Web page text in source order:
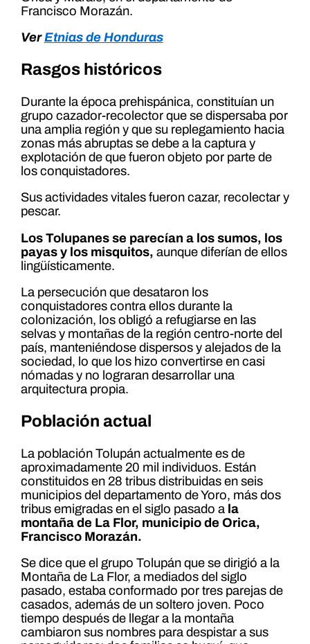
Francisco Morazán.
VerEtnias de Honduras
Rasgos históricos
Durante la época prehispánica, constituían un
grupo cazador-recolector que se dispersaba por
una amplia región y que su replegamiento hacia
zonas más abruptas se debe a la captura y
explotación de que fueron objeto por parte de
los conquistadores.
Sus actividades vitales fueron cazar, recolectar y
pescar.
Los Tolupanes se parecían a los sumos, los
payas y los misquitos, aunque diferían de ellos
lingüísticamente.
La persecución que desataron los
conquistadores contra ellos durante la
colonización, los obligó a refugiarse en las
selvas y montañas de la región centro-norte del
país, manteniéndose dispersos y alejados de la
sociedad, lo que los hizo convertirse en casi
nómadas y no lograran desarrollar una
arquitectura propia.
Población actual
La población Tolupán actualmente es de
aproximadamente 20 mil individuos. Están
constituidos en 28 tribus distribuidas en seis
municipios del departamento de Yoro, más dos
tribus emigradas en el siglo pasado ala
montaña de La Flor, municipio de Orica,
Francisco Morazán.
Se dice que el grupo Tolupán que se dirigió a la
Montaña de La Flor, a mediados del siglo
pasado, estaba conformado por tres parejas de
casados, además de un soltero joven. Poco
tiempo después de llegar a la montaña
cambiaron sus nombres para despistar a sus